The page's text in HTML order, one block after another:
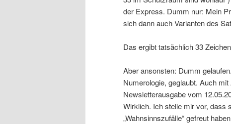
der Express. Dumm nur: Mein
sich dann auch Varianten des
Das ergibt tatsächlich 33
Aber ansonsten: Dumm
Numerologie, geglaubt. Auch
Newsletterausgabe vom
Wirklich. Ich stelle mir vor, dass
„Wahnsinnszufälle“ gefreut